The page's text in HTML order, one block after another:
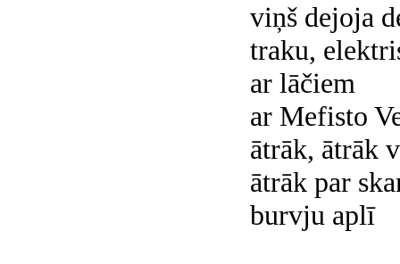
viņš dejoja
traku,
ar lāčiem
ar Mefisto
ātrāk, ātrāk
ātrāk par
burvju aplī